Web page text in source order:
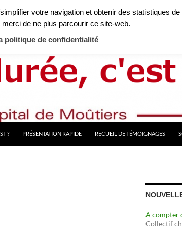
? PRÉSENTATION RAPIDE RECUEIL DE TÉMOIGNAGES
A compter
Collectif
votre navigation et obtenir des statistiques de
de ne plus parcourir ce site-web.
politique de confidentialité